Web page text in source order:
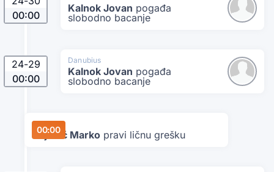
Kalnok Jovan pogađa
slobodno bacanje
00:00
Danubius
Kalnok Jovan pogađa
slobodno bacanje
24-29
00:00
00:00
Star
Bojović Marko pravi ličnu grešku